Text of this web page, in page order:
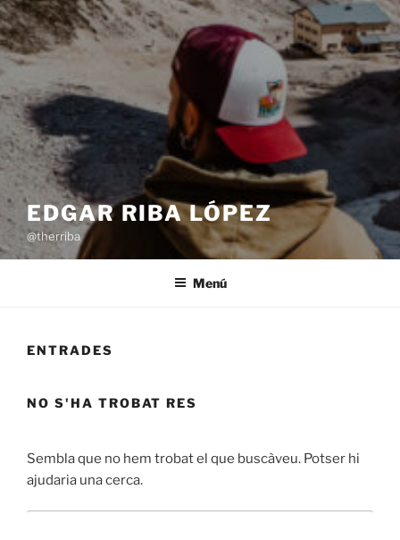
EDGAR RIBA LÓPEZ
@therriba
Menú
ENTRADES
NO S'HA TROBAT RES
Sembla que no hem trobat el que buscàveu. Potser hi
ajudaria una cerca.